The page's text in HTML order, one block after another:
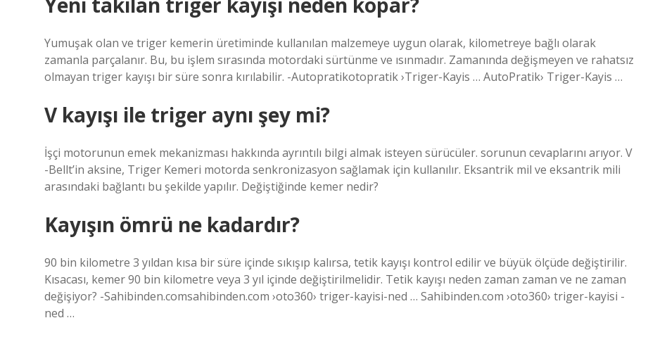
Yumuşak olan ve triger kemerin üretiminde kullanılan malzemeye uygun olarak, kilometreye bağlı olarak
zamanla parçalanır. Bu, bu işlem sırasında motordaki sürtünme ve ısınmadır. Zamanında değişmeyen ve rahatsız
olmayan triger kayışı bir süre sonra kırılabilir. -Autopratikotopratik ›Triger-Kayis … AutoPratik› Triger-Kayis …
V kayışı ile triger aynı şey mi?
İşçi motorunun emek mekanizması hakkında ayrıntılı bilgi almak isteyen sürücüler. sorunun cevaplarını arıyor. V
-Bellt’in aksine, Triger Kemeri motorda senkronizasyon sağlamak için kullanılır. Eksantrik mil ve eksantrik mili
arasındaki bağlantı bu şekilde yapılır. Değiştiğinde kemer nedir?
Kayışın ömrü ne kadardır?
90 bin kilometre 3 yıldan kısa bir süre içinde sıkışıp kalırsa, tetik kayışı kontrol edilir ve büyük ölçüde değiştirilir.
Kısacası, kemer 90 bin kilometre veya 3 yıl içinde değiştirilmelidir. Tetik kayışı neden zaman zaman ve ne zaman
değişiyor? -Sahibinden.comsahibinden.com ›oto360› triger-kayisi-ned … Sahibinden.com ›oto360› triger-kayisi -
ned …